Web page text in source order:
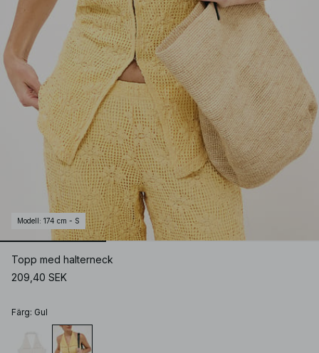
Modell : 174 cm - S
Topp med halterneck
209,40 SEK
Färg: Gul